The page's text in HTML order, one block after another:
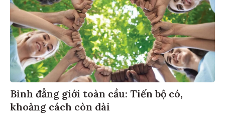
Bình đẳng giới toàn cầu: Tiến bộ có,
khoảng cách còn dài